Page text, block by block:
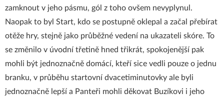
zamknout v jeho pásmu, gól z toho ovšem nevyplynul.
Naopak to byl Start, kdo se postupně oklepal a začal přebírat
otěže hry, stejně jako průběžné vedení na ukazateli skóre. To
se změnilo v úvodní třetině hned třikrát, spokojenější pak
mohli být jednoznačně domácí, kteří sice vedli pouze o jednu
branku, v průběhu startovní dvacetiminutovky ale byli
jednoznačně lepší a Panteři mohli děkovat Buzíkovi i jeho